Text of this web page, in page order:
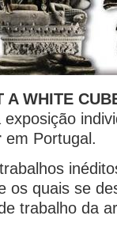
A WHITE
exposição
em Portugal.
os quais se
trabalho da